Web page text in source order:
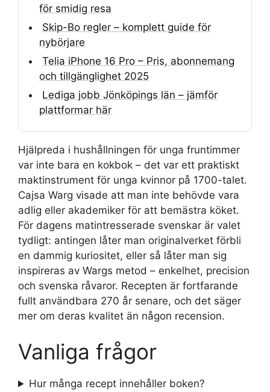
för smidig resa
Skip-Bo regler – komplett guide för
nybörjare
Telia iPhone 16 Pro – Pris, abonnemang
och tillgänglighet 2025
Lediga jobb Jönköpings län – jämför
plattformar här
Hjälpreda i hushållningen för unga fruntimmer
var inte bara en kokbok – det var ett praktiskt
maktinstrument för unga kvinnor på 1700-talet.
Cajsa Warg visade att man inte behövde vara
adlig eller akademiker för att bemästra köket.
För dagens matintresserade svenskar är valet
tydligt: antingen låter man originalverket förbli
en dammig kuriositet, eller så låter man sig
inspireras av Wargs metod – enkelhet, precision
och svenska råvaror. Recepten är fortfarande
fullt användbara 270 år senare, och det säger
mer om deras kvalitet än någon recension.
Vanliga frågor
Hur många recept innehåller boken?